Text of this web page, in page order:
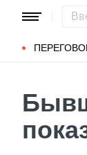
Популярные